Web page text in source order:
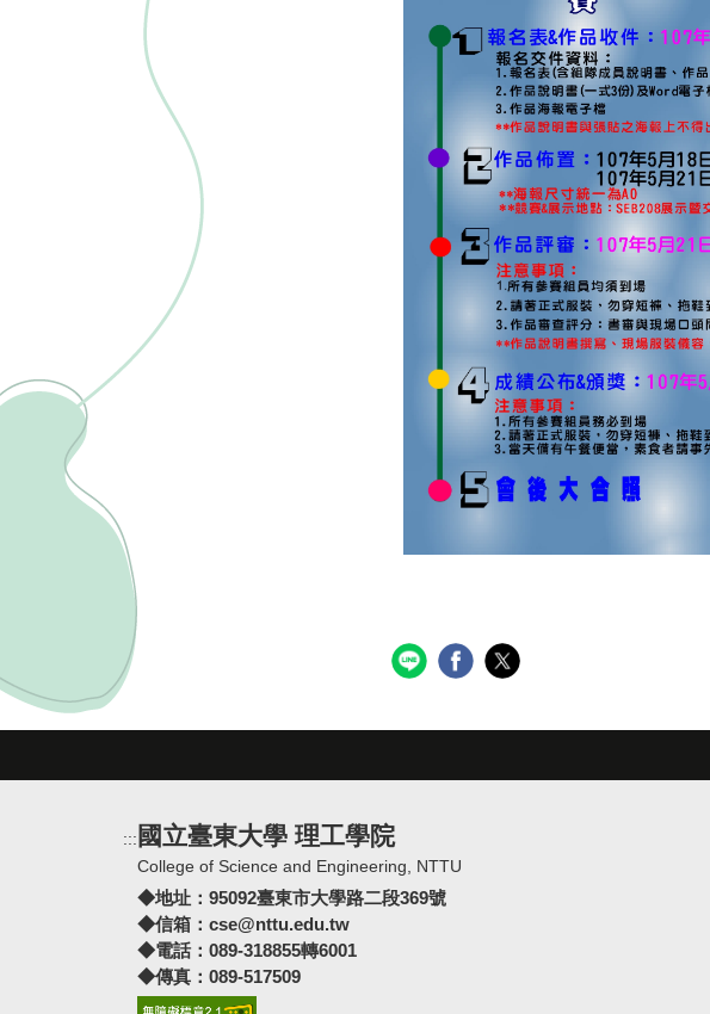
::: 國立臺東大學 理工學院
College of Science and Engineering, NTTU
◆地址： 95092臺東市大學路二段369號
◆信箱： cse@nttu.edu.tw
◆電話：089-318855轉6001
◆傳真：089-517509